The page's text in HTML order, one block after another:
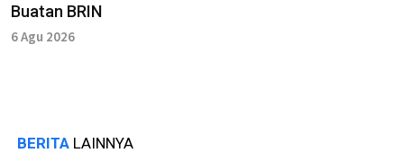
Buatan BRIN
6 Agu 2026
BERITA LAINNYA